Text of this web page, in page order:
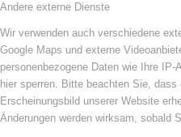
Andere externe Dienste
Wir verwenden auch verschiedene
Google Maps und externe
personenbezogene Daten wie Ihre
hier sperren. Bitte beachten Sie,
Erscheinungsbild unserer Website
Änderungen werden wirksam, sobald